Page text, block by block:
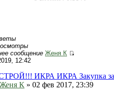
сообщение Женя К
12:42
ИКРА ИКРА Закупка
Женя К » 02 фев 2017, 23:39